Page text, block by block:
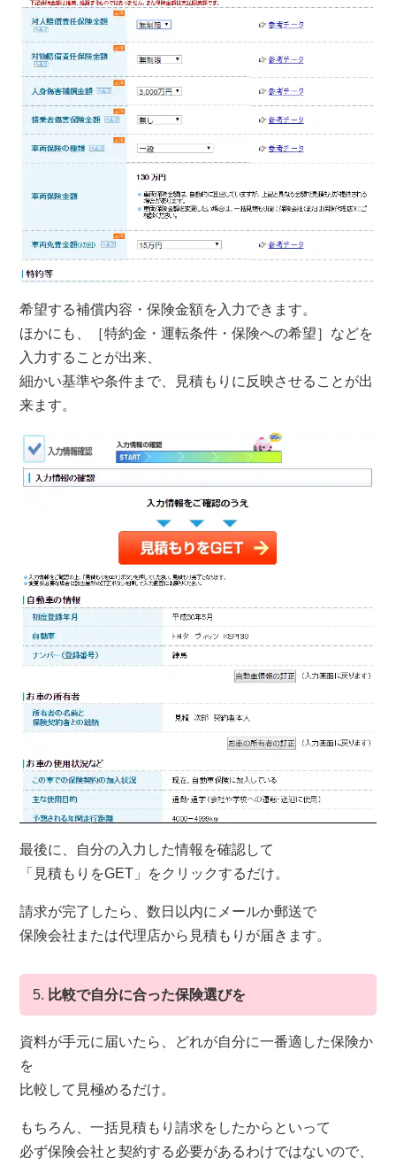
希望する補償内容・保険金額を入力できます。
ほかにも、
［特約金・運転条件・保険への希望］ などを
入力することが出来、
細かい基準や条件まで、見積もりに反映させることが出
来ます。
最後に、自分の入力した情報を確認して
「見積もりをGET」をクリックするだけ。
請求が完了したら、数日以内にメールか郵送で
保険会社または代理店から見積もりが届きます。
5. 比較で自分に合った保険選びを
資料が手元に届いたら、どれが自分に一番適した保険か
を
比較して見極めるだけ。
もちろん、一括見積もり請求をしたからといって
必ず保険会社と契約する必要があるわけではないので、